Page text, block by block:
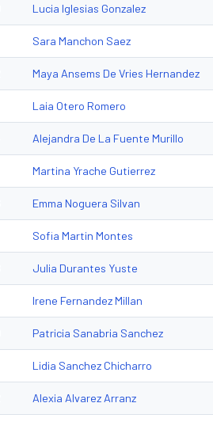
Lucia Iglesias Gonzalez
Sara Manchon Saez
Maya Ansems De Vries Hernandez
Laia Otero Romero
Alejandra De La Fuente Murillo
Martina Yrache Gutierrez
Emma Noguera Silvan
Sofia Martin Montes
Julia Durantes Yuste
Irene Fernandez Millan
Patricia Sanabria Sanchez
Lidia Sanchez Chicharro
Alexia Alvarez Arranz